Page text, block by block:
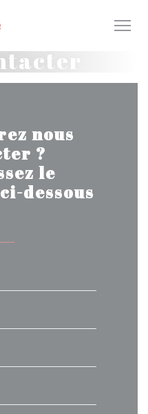
nous
?
le
dessous